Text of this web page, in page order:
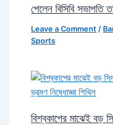
পেলেন বিসিবি সভাপতি
Leave a Comment /
Sports
বিশ্বকাপের মাঝেই বড়